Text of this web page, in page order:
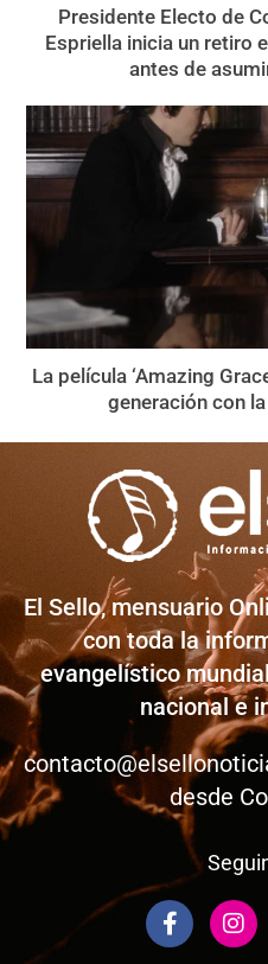
Presidente Electo de
Espriella inicia un retiro
antes de
La película ‘Amazing
generación con
El Sello, mensuario
con toda la
evangelístico
nacional e
desde
F
a
I
n